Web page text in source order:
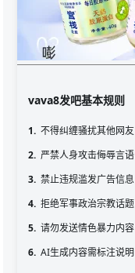
vava8发吧基本规则
1. 不得纠缠骚扰其他网友
2. 严禁人身攻击侮辱言语
3. 禁止违规滥发广告信息
4. 拒绝军事政治宗教话题
5. 请勿发送情色暴力内容
6. AI生成内容需标注说明